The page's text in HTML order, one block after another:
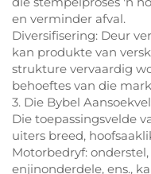
en verminder afval.
Diversifisering: Deur
kan produkte van
strukture vervaardig
behoeftes van die
3. Die Bybel
Die toepassingsvelde
uiters breed,
Motorbedryf:
enjinonderdele, ens.,